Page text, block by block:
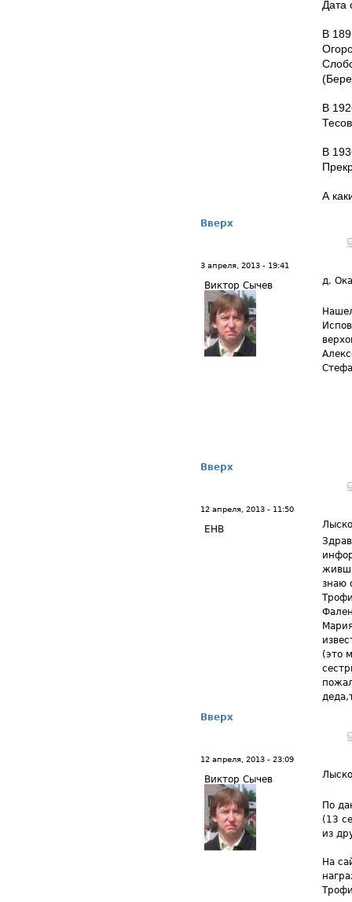
Дата
В
В
В
А
Вверх
3 апреля, 2013 - 19:41
Виктор Сычев д.
Вверх
12 апреля, 2013 - 11:50
ЕНВ
знаю
(это
Вверх
12 апреля, 2013 - 23:09
Виктор Сычев
По
(13
из
На